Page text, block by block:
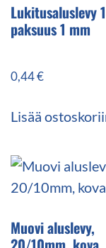
Lukitusaluslevy
paksuus 1 mm
0,44€
Lisää
Muovi aluslevy,